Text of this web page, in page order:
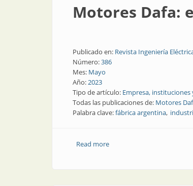
Motores Dafa:
Publicado en: Revista Ingeniería
Número:386
Mes: Mayo
Año:2023
Tipo de artículo: Empresa, instituciones
Todas las publicaciones de: Motores
Palabra clave:fábrica argentina
Read moreabout Motores Dafa: